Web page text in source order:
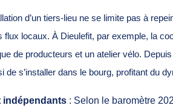
d’un tiers-lieu ne se limite pas à
locaux. À Dieulefit, par exemple, la
de producteurs et un atelier vélo.
de s’installer dans le bourg, profitant du
indépendants : Selon le baromètre